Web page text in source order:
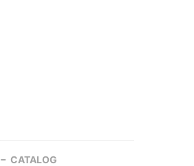
CATALOG